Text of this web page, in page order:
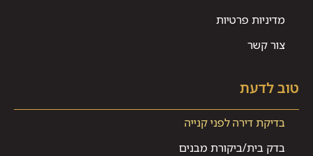
מדיניות פרטיות
צור קשר
טוב לדעת
בדיקת דירה לפני קנייה
בדק בית/ביקורת מבנים